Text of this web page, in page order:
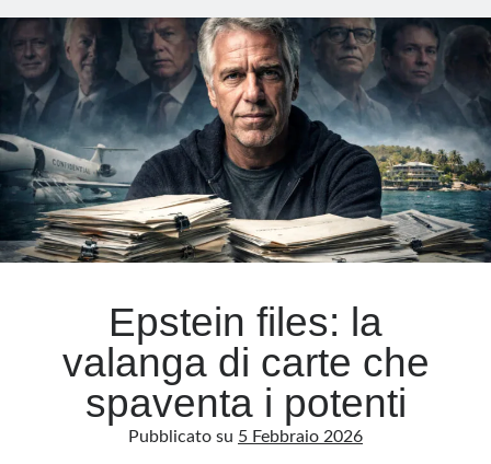
Meta
Accedi
Feed dei contenuti
Feed dei commenti
WordPress.org
del
Colle
Epstein files: la
valanga di carte che
spaventa i potenti
Pubblicato su 5 Febbraio 2026